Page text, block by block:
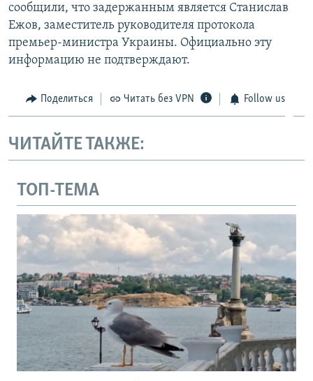
сообщили, что задержанным является Станислав
Ежов, заместитель руководителя протокола
премьер-министра Украины. Официально эту
информацию не подтверждают.
Поделиться Читать без VPN Follow us
ЧИТАЙТЕ ТАКЖЕ:
ТОП-ТЕМА